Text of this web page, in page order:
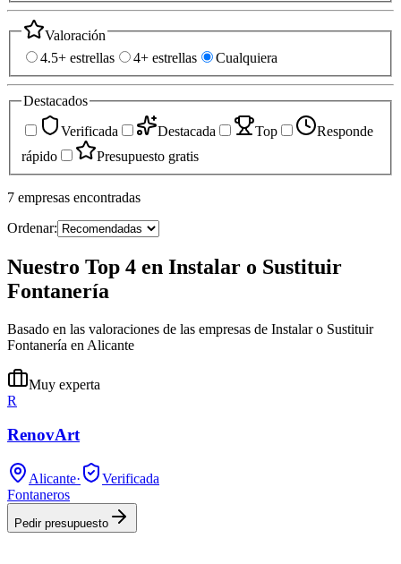
Valoración
4.5+ estrellas
4+ estrellas Cualquiera
Destacados
Verificada
Destacada Top
Responde
rápido
Presupuesto gratis
7 empresas encontradas
Ordenar:
Nuestro Top 4 en Instalar o Sustituir
Fontanería
Basado en las valoraciones de las empresas de Instalar o Sustituir
Fontanería en Alicante
Muy experta
R
RenovArt
Alicante·
Verificada
Fontaneros
Pedir presupuesto